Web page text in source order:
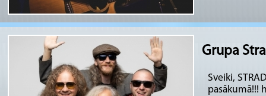
Grupa
Sveiki,
pasākumā!!!